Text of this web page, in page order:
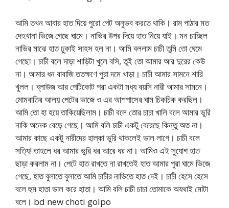
আমি তখন আবার হাত দিয়ে পুরো পেট অনুভব করতে থাকি। রাম পাঠার মত
দেহখানা ভিজে গেছে ঘামে। নাভির উপর দিয়ে হাত নিয়ে যাই। মন চাচ্ছিল
নাভির মাঝে হাত ঢুকাই সাহস হল না। আমি বললাম চাচী তুমি তো ঘেমে
গেছো। চাচী বলে দাড়া শাড়িটা খুলে বসি, তুই তো আমার আর দুরের কেউ
না। আমার ধন বাবাজি ততক্ষণে পুরা দমে খাড়া। চাচী আমার সামনে শারি
খুলল। ব্লাউজ আর পেটিকোট পরা একটা মধ্য বয়সি নারী আমার সামনে।
মোমবাতির আলয় পেটের ভাজে ও এর আশপাসের ঘাম চিকচিক করছিল।
আমি তো হা হয়ে তাকিয়েছিলাম। চাচী বলে তোর চাচা খালি বলে আমার ভুরি
নাকি অনেক বেড়ে গেছে। আমি বলি চাচী একটু বেরেছে কিন্তু অত না।
আমার কাছে একটু নারীদের হাল্কা ভুরি থাকলেই ভাল লাগে। চাচী বলে
সত্যি! তাহলে ধর আমার ভুরি ধর আরে ধর না। আমিও এই সুযোগ হাত
ছাড়া করলাম না। পেটে হাত রাখতে না রাখতেই হাত আমার পুরা ঘামে ভিজে
গেছে, হাত বুলাতে বুলাতে আমি চাচীর নাভিতে হাত দেই। চাচী হেসে হেসে
বলে হুম হাতা ভাল করে হাতা। আমি বলি চাচী চাচা তোমাকে অযথাই মোটা
বলে। bd new choti golpo